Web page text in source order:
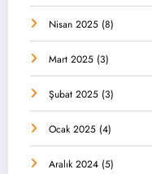
Nisan 2025 (8)
Mart 2025 (3)
Şubat 2025 (3)
Ocak 2025 (4)
Aralık 2024 (5)